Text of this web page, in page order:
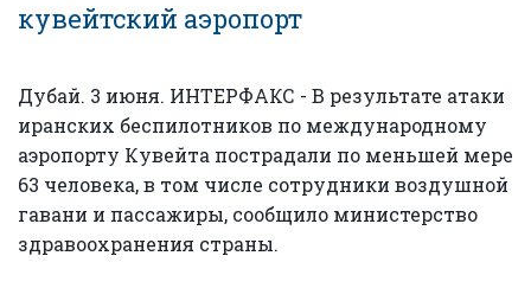
кувейтский аэропорт
Дубай. 3 июня. ИНТЕРФАКС - В результате атаки
иранских беспилотников по международному
аэропорту Кувейта пострадали по меньшей мере
63 человека, в том числе сотрудники воздушной
гавани и пассажиры, сообщило министерство
здравоохранения страны.